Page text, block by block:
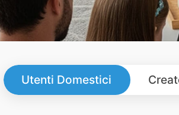
Utenti Domestici